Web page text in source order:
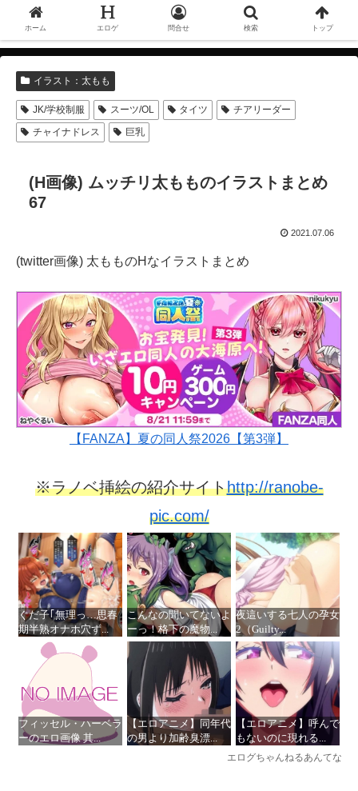
イラスト：太もも
JK/学校制服 スーツ/OL タイツ
チアリーダー
チャイナドレス
巨乳
(H画像) ムッチリ太もものイラストまとめ
67
2021.07.06
(twitter画像) 太もものHなイラストまとめ
【FANZA】夏の同人祭2026【第3弾】
※ラノベ挿絵の紹介サイトhttp://ranobe-
pic.com/
ホーム エロゲ 問合せ 検索 トップ